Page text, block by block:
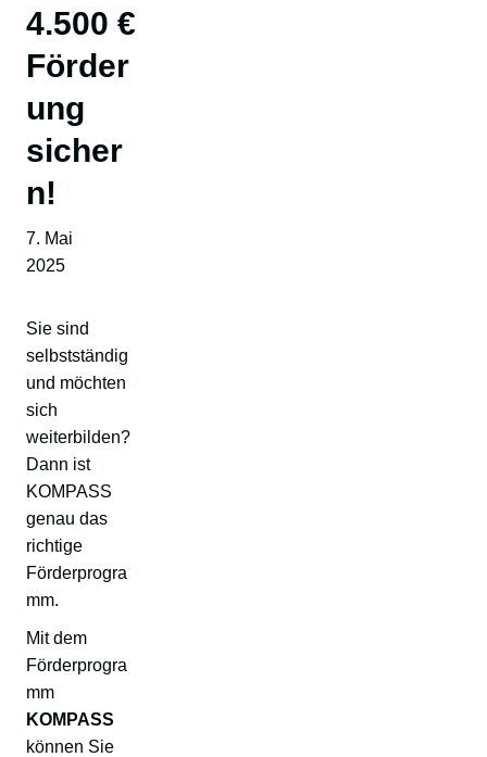
4.500 €
Förder
ung
sicher
n!
7. Mai
2025
Sie sind
selbstständig
und möchten
sich
weiterbilden?
Dann ist
KOMPASS
genau das
richtige
Förderprogra
mm.
Mit dem
Förderprogra
mm
KOMPASS
können Sie